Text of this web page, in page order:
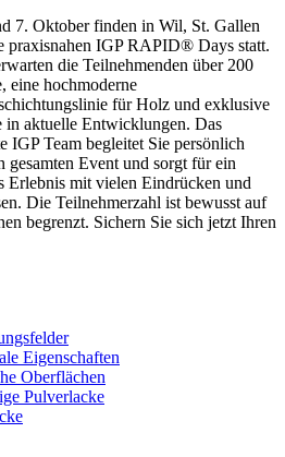
7. Oktober finden in Wil, St. Gallen
praxisnahen IGP RAPID® Days statt.
die Teilnehmenden über 200
eine hochmoderne
für Holz und exklusive
in aktuelle Entwicklungen. Das
IGP Team begleitet Sie persönlich
gesamten Event und sorgt für ein
Erlebnis mit vielen Eindrücken und
Die Teilnehmerzahl ist bewusst auf
begrenzt. Sichern Sie sich jetzt Ihren
Eigenschaften
Oberflächen
Pulverlacke